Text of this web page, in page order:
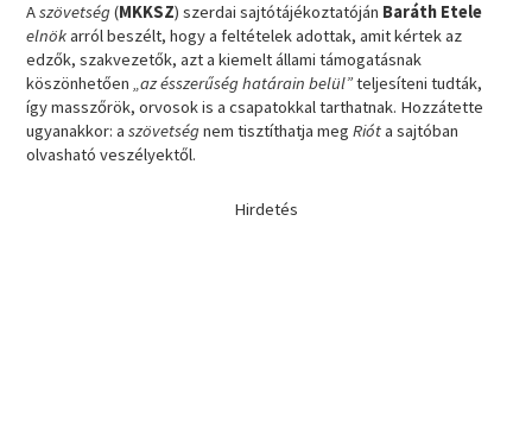
Aszövetség(MKKSZ) szerdai sajtótájékoztatóján Baráth Etele
elnökarról beszélt, hogy a feltételek adottak, amit kértek az
edzők, szakvezetők, azt a kiemelt állami támogatásnak
köszönhetően„az ésszerűség határain belül”teljesíteni tudták,
így masszőrök, orvosok is a csapatokkal tarthatnak. Hozzátette
ugyanakkor: aszövetségnem tisztíthatja megRióta sajtóban
olvasható veszélyektől.
Hirdetés